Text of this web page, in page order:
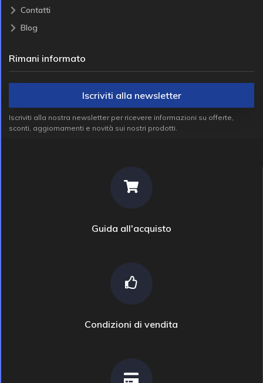
Contatti
Blog
Rimani informato
Iscriviti alla newsletter
Iscriviti alla nostra newsletter per ricevere informazioni su offerte,
sconti, aggiornamenti e novità sui nostri prodotti.
Guida all'acquisto
Condizioni di vendita